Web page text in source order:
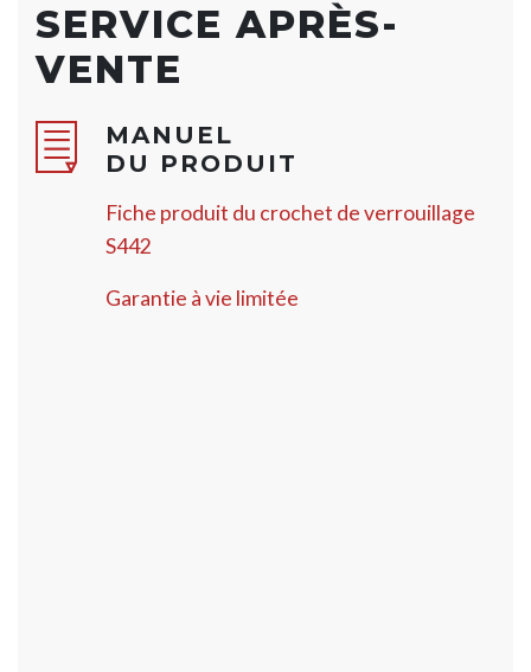
SERVICE APRÈS-
VENTE
MANUEL
DU PRODUIT
Fiche produit du crochet de verrouillage​​​​​​​
S442
Garantie à vie limitée